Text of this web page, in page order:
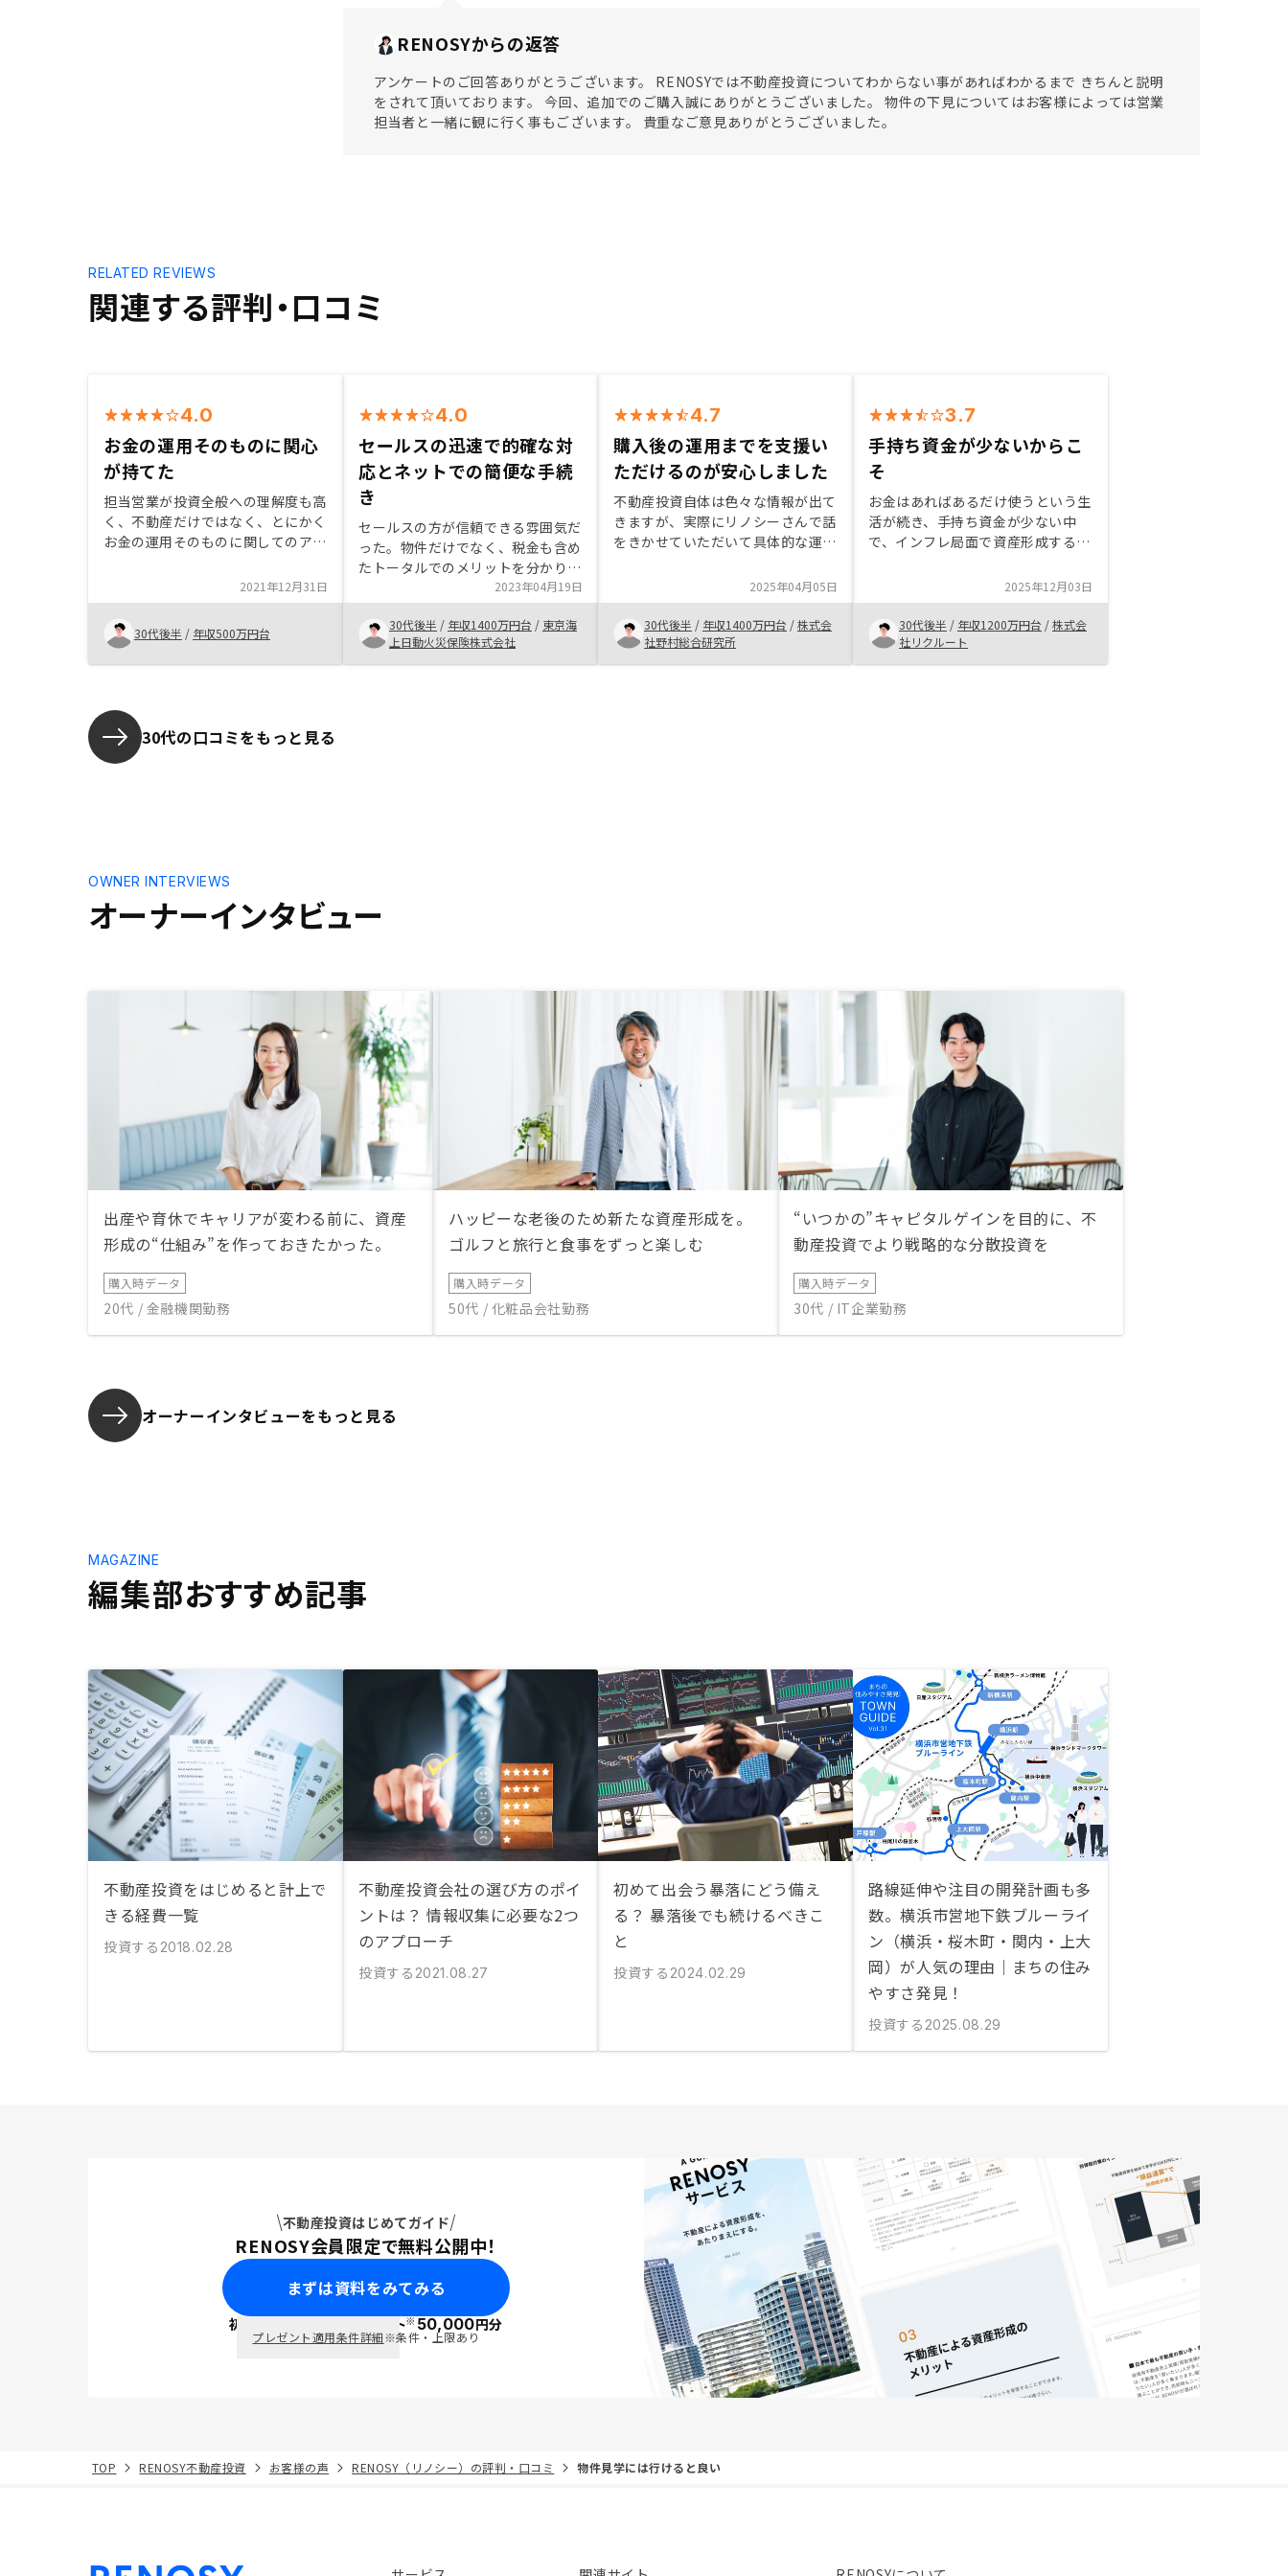
RENOSYからの返答
アンケートのご回答ありがとうございます。 RENOSYでは不動産投資についてわからない事があればわかるまで きちんと説明
をされて頂いております。 今回、追加でのご購入誠にありがとうございました。 物件の下見についてはお客様によっては営業
担当者と一緒に観に行く事もございます。 貴重なご意見ありがとうございました。
関連する評判・口コミ
RELATED REVIEWS
4.0
お金の運用そのものに関心
が持てた
担当営業が投資全般への理解度も高
く、不動産だけではなく、とにかく
お金の運用そのものに関してのアド
かった。担当自身も同じワンルーム
の運用をしている事も参考にしやす
かった。テクノロジーで最適な物件
を紹介すると謳っているが、どんな
テクノロジーが使われた上で提案物
2021年12月31日
30代後半 / 年収500万円台
4.0
セールスの迅速で的確な対
応とネットでの簡便な手続
き
セールスの方が信頼できる雰囲気だ
った。物件だけでなく、税金も含め
たトータルでのメリットを分かりや
すく説明してくれた。手続きもネッ
トと電話で完了したので、時間的な
余裕がなくても対応できた。各種キ
ャンペーンも魅力的に見えた。
2023年04月19日
30代後半 / 年収1400万円台 / 東京海
上日動火災保険株式会社
4.7
購入後の運用までを支援い
ただけるのが安心しました
不動産投資自体は色々な情報が出て
きますが、実際にリノシーさんで話
をきかせていただいて具体的な運用
ーを理解したうえで申し込みするこ
とができました。ネットで言われて
いる不動産投資の悪い部分のイメー
ジについても、勘違いされている部
分やリノシーさんではしっかりサポ
契約毎にさらに金額を2本のローン
に分割してそれぞれで手数料と契約
書類が必要になる形式、銀行面談で
の専用の端末を用いちて対面での対
応が必須な点などすべて苦痛で、も
う一つ何か進行上で面倒なものがあ
ったら途中で購入を取り下げさせて
いただきたいと割とまじめに考えて
いました。SBI銀行さんと比較して
やりやすさが段違いに悪く、今後自
銀行さんでローン組むようであれば
一度止めるように言います。
2025年04月05日
30代後半 / 年収1400万円台 /株式会
社野村総合研究所
3.7
手持ち資金が少ないからこ
そ
お金はあればあるだけ使うという生
活が続き、手持ち資金が少ない中
で、インフレ局面で資産形成する手
た。複数社の提案を比較し、リノシ
ーの提案が最も優れており4件の購
入を決めた。購入後フォローの質。
収益構造上やむを得ないと思うが、
CSはオペレーショナルで家賃の設
2025年12月03日
30代後半 / 年収1200万円台 /株式会
社リクルート
30代の口コミをもっと見る
オーナーインタビュー
OWNER INTERVIEWS
出産や育休でキャリアが変わる前に、資産
形成の“仕組み”を作っておきたかった。
購入時データ
20代 / 金融機関勤務
ハッピーな老後のため新たな資産形成を。
ゴルフと旅行と食事をずっと楽しむ
購入時データ
50代 / 化粧品会社勤務
“いつかの”キャピタルゲインを目的に、不
動産投資でより戦略的な分散投資を
購入時データ
30代 / IT企業勤務
オーナーインタビューをもっと見る
編集部おすすめ記事
MAGAZINE
不動産投資をはじめると計上で
きる経費一覧
投資する 2018.02.28
不動産投資会社の選び方のポイ
ントは？ 情報収集に必要な2つ
のアプローチ
投資する 2021.08.27
初めて出会う暴落にどう備え
る？ 暴落後でも続けるべきこ
と
投資する 2024.02.29
路線延伸や注目の開発計画も多
数。横浜市営地下鉄ブルーライ
ン（横浜・桜木町・関内・上大
岡）が人気の理由｜まちの住み
やすさ発見！
投資する 2025.08.29
不動産投資はじめてガイド
RENOSY会員限定で無料公開中！
まずは資料をみてみる
初回面談で ポイント※50,000円分
プレゼント適用条件詳細※条件・上限あり
TOP RENOSY不動産投資 お客様の声 RENOSY（リノシー）の評判・口コミ 物件見学には行けると良い